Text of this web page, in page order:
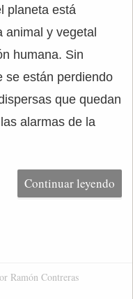
planeta está
animal y vegetal
humana. Sin
se están perdiendo
que quedan
alarmas de la
Continuar leyendo
Ramón Contreras